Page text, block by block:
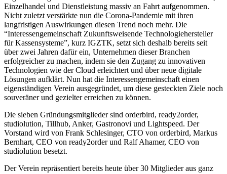
Einzelhandel und Dienstleistung massiv an Fahrt aufgenommen.
Nicht zuletzt verstärkte nun die Corona-Pandemie mit ihren
langfristigen Auswirkungen diesen Trend noch mehr. Die
“Interessengemeinschaft Zukunftsweisende Technologiehersteller
für Kassensysteme”, kurz IGZTK, setzt sich deshalb bereits seit
über zwei Jahren dafür ein, Unternehmen dieser Branchen
erfolgreicher zu machen, indem sie den Zugang zu innovativen
Technologien wie der Cloud erleichtert und über neue digitale
Lösungen aufklärt. Nun hat die Interessengemeinschaft einen
eigenständigen Verein ausgegründet, um diese gesteckten Ziele noch
souveräner und gezielter erreichen zu können.
Die sieben Gründungsmitglieder sind orderbird, ready2order,
studiolution, Tillhub, Anker, Gastronovi und Lightspeed. Der
Vorstand wird von Frank Schlesinger, CTO von orderbird, Markus
Bernhart, CEO von ready2order und Ralf Ahamer, CEO von
studiolution besetzt.
Der Verein repräsentiert bereits heute über 30 Mitglieder aus ganz